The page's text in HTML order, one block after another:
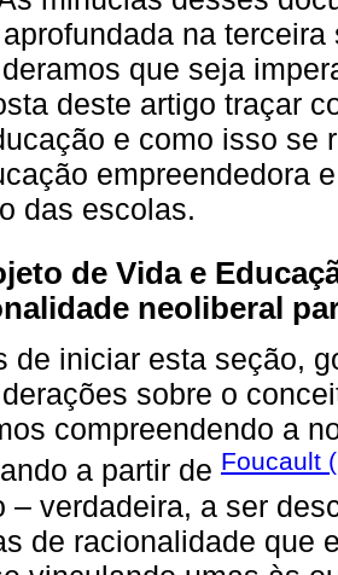
na
que seja
deste artigo traçar
e como isso se
empreendedora
das escolas.
de Vida e
neoliberal
de iniciar esta seção,
sobre o
compreendendo a
a partir de Foucault
– verdadeira, a ser
de racionalidade que